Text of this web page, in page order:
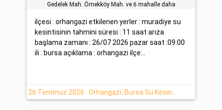
Gedelek Mah. Örnekköy Mah. ve 6 mahalle daha
ilçesi : orhangazi etkilenen yerler : muradi̇ye su
kesintisinin tahmini süresi : 11 saat arıza
başlama zamanı : 26/07 2026 pazar saat :09:00
ili : bursa açıklama : orhangazi ilçe...